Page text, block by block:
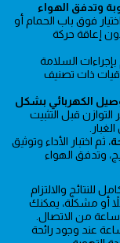
وتدفق الهواء
فوق باب الحمام أو
إعاقة حركة
بإجراءات السلامة
ذات تصنيف
الكهربائي بشكل
التوازن قبل التثبيت
، ثم اختبار الأداء وتوثيق
وتدفق الهواء
الكامل للنتائج والالتزام
أو مشكلة، يمكنك
من الاتصال.
بالتماس خدمات صيانة منازل الرياض 24 ساعة عند وجود رائحة